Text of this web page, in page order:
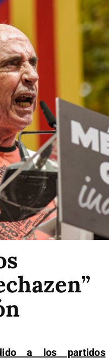
a los partidos